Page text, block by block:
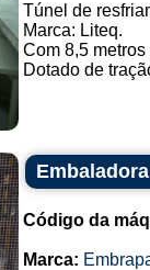
Túnel de
Marca: Liteq.
Com 8,5
Dotado de
Código da
Marca: